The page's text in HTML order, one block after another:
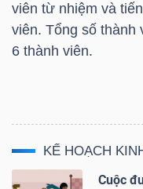
viên từ nhiệm và
viên. Tổng số thành
6 thành viên.
KẾ HOẠCH
Cuộc
Ngành
(-)